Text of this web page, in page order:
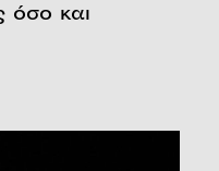
όσο και